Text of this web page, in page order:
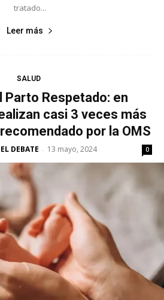
tratado...
Leer más
SALUD
Parto Respetado: en
casi 3 veces más
por la OMS
DEBATE - 13 mayo, 2024 0